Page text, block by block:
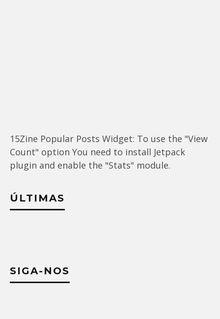
15Zine Popular Posts Widget: To use the "View
Count" option You need to install Jetpack
plugin and enable the "Stats" module.
ÚLTIMAS
SIGA-NOS